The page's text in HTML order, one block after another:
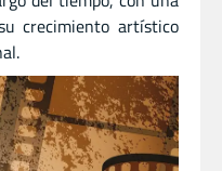
crecimiento artístico